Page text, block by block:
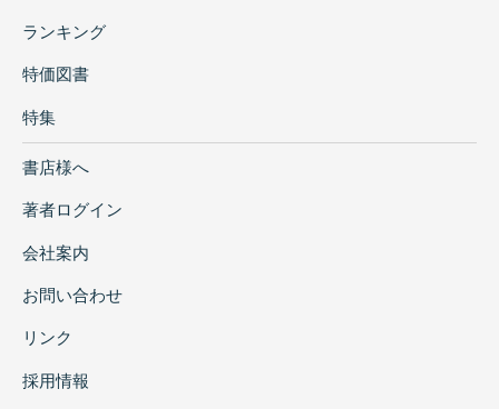
ランキング
特価図書
特集
書店様へ
著者ログイン
会社案内
お問い合わせ
リンク
採用情報